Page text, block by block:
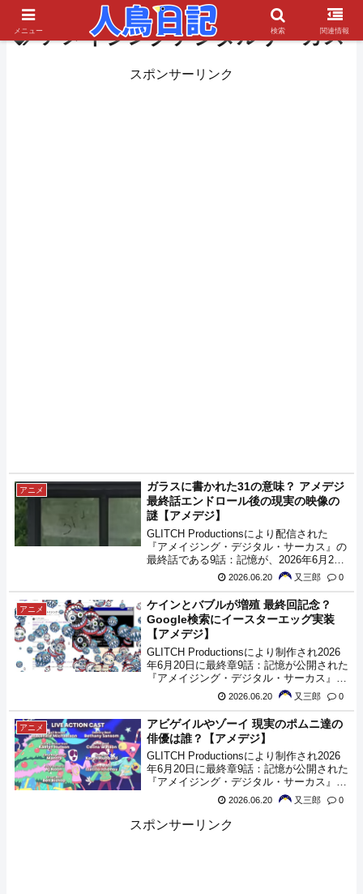
アメイジングデジタルサーカス
スポンサーリンク
アニメ
ガラスに書かれた31の意味？ アメデジ
最終話エンドロール後の現実の映像の
謎【アメデジ】
GLITCH Productionsにより配信された
『アメイジング・デジタル・サーカス』の
最終話である9話：記憶が、2026年6月20
日に公開されました。その中で、最終話の
エンドロールが流れた後に流れる、現実の
ポムニ達がバス停に揃う映像の中に、気に
なる描写があり話題になっているようで
す。その描写とは、皆が並ぶバス停の後ろ
のガラスに描かれた数字。ラガタの左上あ
たりに『31』という数字が描かれており、
ここに何か意味があるのかと考察がされて
いるようです。
2026.06.20 又三郎 0
アニメ
ケインとバブルが増殖 最終回記念？
Google検索にイースターエッグ実装
【アメデジ】
GLITCH Productionsにより制作され2026
年6月20日に最終章9話：記憶が公開された
『アメイジング・デジタル・サーカス』、
それを記念してなのかGoogle検索でのアメ
イジング・デジタル・サーカス関連の検索
結果に、ケインとバブルが増殖する特殊な
演出、イースターエッグが実装されたよう
です。
2026.06.20 又三郎 0
アニメ
アビゲイルやゾーイ 現実のポムニ達の
俳優は誰？【アメデジ】
GLITCH Productionsにより制作され2026
年6月20日に最終章9話：記憶が公開された
『アメイジング・デジタル・サーカス』、
その中ではポムニ達の現実の姿が実際に登
場していました。そして、そのクレジット
では、LIVEACTION CAST として演じら
れた人物が紹介されていましたので調べて
2026.06.20 又三郎 0
スポンサーリンク
メニュー 検索 関連情報